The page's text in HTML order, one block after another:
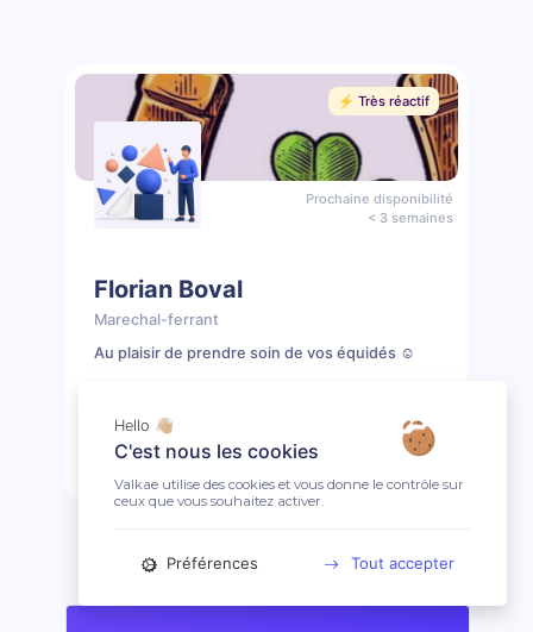
⚡️ Très réactif
Prochaine disponibilité
< 3 semaines
Florian Boval
Marechal-ferrant
Au plaisir de prendre soin de vos équidés ☺️
Prendre rendez-vous
Hello 👋🏼
C'est nous les cookies
Valkae utilise des cookies et vous donne le contrôle sur
ceux que vous souhaitez activer.
Préférences Tout accepter